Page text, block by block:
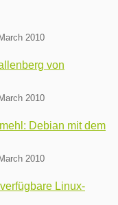
2010
von
2010
Debian mit dem
2010
Linux-